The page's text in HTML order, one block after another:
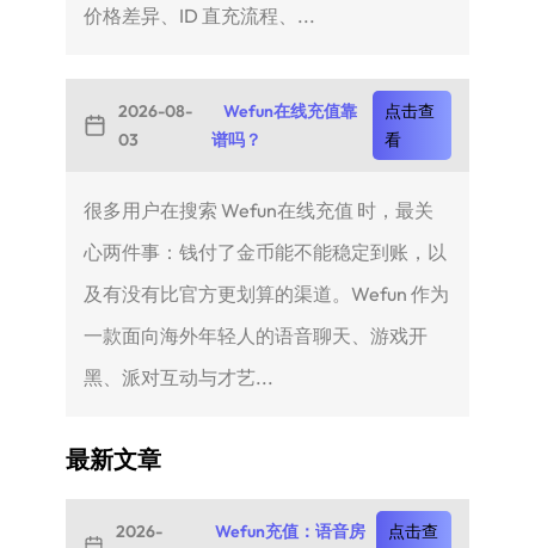
价格差异、ID 直充流程、...
2026-08-
03
Wefun在线充值靠
谱吗？
点击查
看
很多用户在搜索 Wefun在线充值 时，最关
心两件事：钱付了金币能不能稳定到账，以
及有没有比官方更划算的渠道。Wefun 作为
一款面向海外年轻人的语音聊天、游戏开
黑、派对互动与才艺...
最新文章
2026-
Wefun充值：语音房
点击查